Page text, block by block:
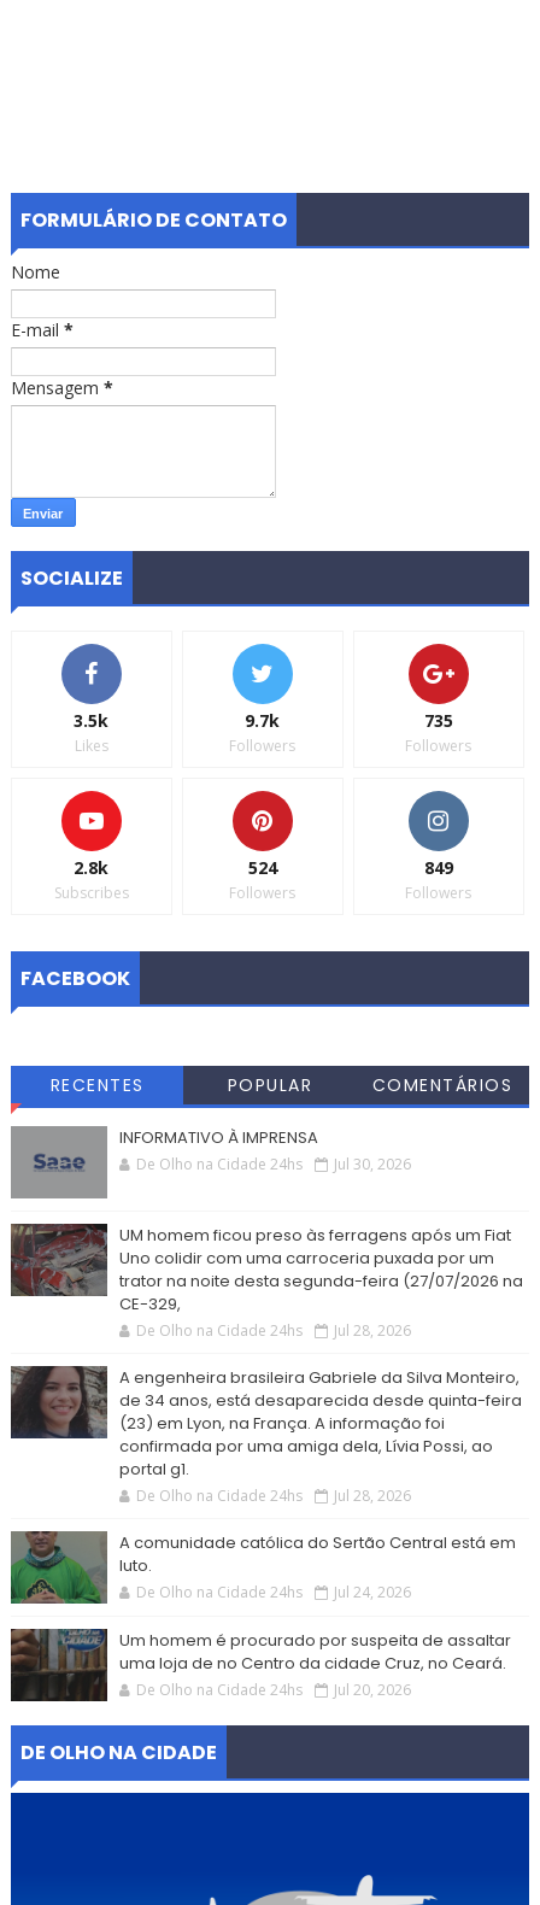
FORMULÁRIO DE CONTATO
Nome
E-mail *
Mensagem *
SOCIALIZE
3.5k
Likes
9.7k
Followers
735
Followers
2.8k
Subscribes
524
Followers
849
Followers
FACEBOOK
RECENTES POPULAR COMENTÁRIOS
INFORMATIVO À IMPRENSA
De Olho na Cidade 24hs Jul 30, 2026
UM homem ficou preso às ferragens após um Fiat
Uno colidir com uma carroceria puxada por um
trator na noite desta segunda-feira (27/07/2026 na
CE-329,
De Olho na Cidade 24hs Jul 28, 2026
A engenheira brasileira Gabriele da Silva Monteiro,
de 34 anos, está desaparecida desde quinta-feira
(23) em Lyon, na França. A informação foi
confirmada por uma amiga dela, Lívia Possi, ao
portal g1.
De Olho na Cidade 24hs Jul 28, 2026
A comunidade católica do Sertão Central está em
luto.
De Olho na Cidade 24hs Jul 24, 2026
Um homem é procurado por suspeita de assaltar
uma loja de no Centro da cidade Cruz, no Ceará.
De Olho na Cidade 24hs Jul 20, 2026
DE OLHO NA CIDADE